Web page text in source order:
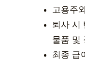
고용주
퇴사 시
물품 및
최종 급